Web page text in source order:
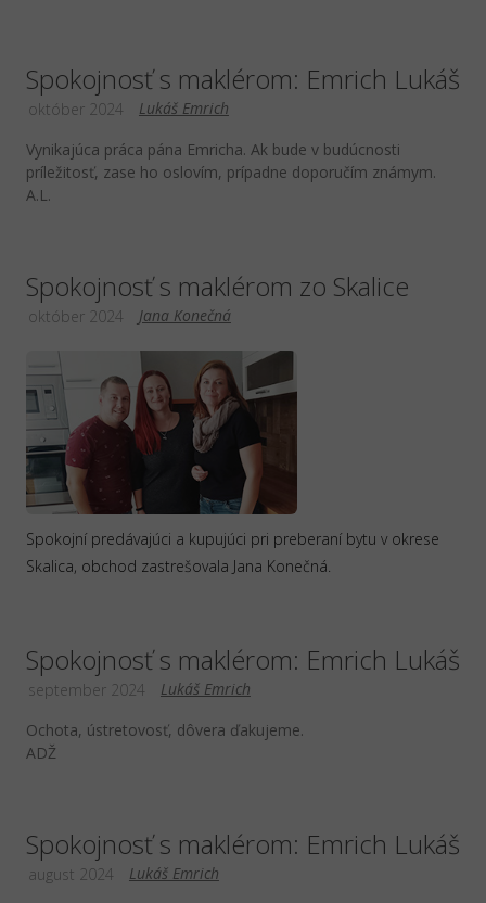
Spokojnosť s maklérom: Emrich Lukáš
Lukáš Emrich
október 2024
Vynikajúca práca pána Emricha. Ak bude v budúcnosti
príležitosť, zase ho oslovím, prípadne doporučím známym.
A.L.
Spokojnosť s maklérom zo Skalice
Jana Konečná
október 2024
Spokojní predávajúci a kupujúci pri preberaní bytu v okrese
Skalica, obchod zastrešovala Jana Konečná.
Spokojnosť s maklérom: Emrich Lukáš
Lukáš Emrich
september 2024
Ochota, ústretovosť, dôvera ďakujeme.
ADŽ
Spokojnosť s maklérom: Emrich Lukáš
Lukáš Emrich
august 2024